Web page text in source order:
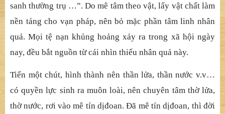
sanh thường trụ …”. Do mê tâm theo vật, lấy vật chất làm
nền tảng cho vạn pháp, nên bỏ mặc phần tâm linh nhân
quả. Mọi tệ nạn khủng hoảng xảy ra trong xã hội ngày
nay, đều bắt nguồn từcái nhìn thiếu nhân quả này.
Tiến một chút, hình thành nên thần lửa, thần nước v.v…
có quyền lực sinh ra muôn loài, nên chuyên tâm thờlửa,
thờnước, rơi vào mê tín dịđoan. Đã mê tín dịđoan, thì đời